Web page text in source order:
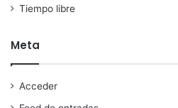
Tiempo libre
Meta
Acceder